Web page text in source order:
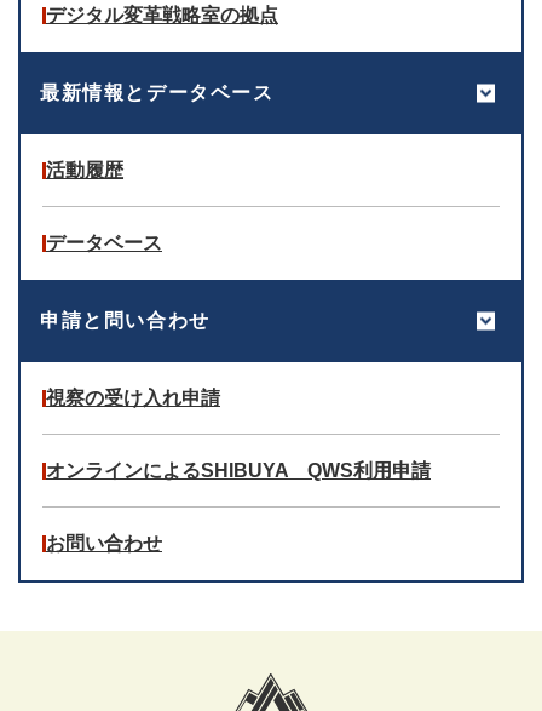
デジタル変革戦略室の拠点
最新情報とデータベース
活動履歴
データベース
申請と問い合わせ
視察の受け入れ申請
オンラインによるSHIBUYA QWS利用申請
お問い合わせ